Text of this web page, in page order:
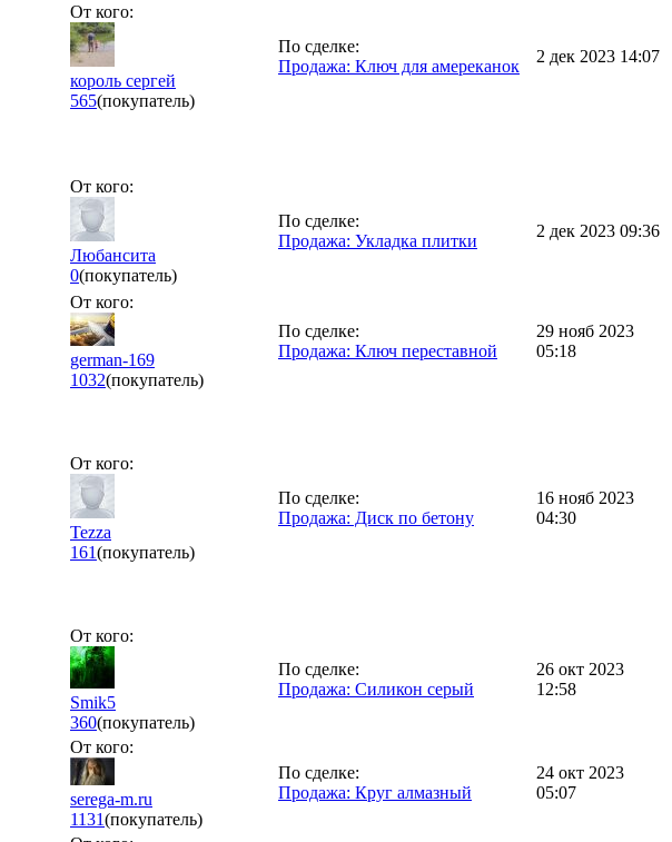
От кого:
король сергей
565(покупатель)
По сделке:
Продажа: Ключ для амереканок
2 дек 2023 14:07
От кого:
Любансита
0(покупатель)
По сделке:
Продажа: Укладка плитки
2 дек 2023 09:36
От кого:
german-169
1032(покупатель)
По сделке:
Продажа: Ключ переставной
29 нояб 2023
05:18
От кого:
Tezza
161(покупатель)
По сделке:
Продажа: Диск по бетону
16 нояб 2023
04:30
От кого:
Smik5
360(покупатель)
По сделке:
Продажа: Силикон серый
26 окт 2023
12:58
От кого:
serega-m.ru
1131(покупатель)
По сделке:
Продажа: Круг алмазный
24 окт 2023
05:07